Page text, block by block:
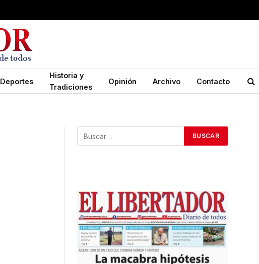
Deportes
Historia y
Tradiciones
Opinión Archivo Contacto